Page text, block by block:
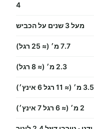
4
מעל 3 שנים על הכביש
7.7 מ׳ (≈ 25 רגל)
2.3 מ׳ (≈ 8 רגל)
3.5 מ׳ (≈ 11 רגל 6 אינץ׳)
2 מ׳ (≈ 6 רגל 7 אינץ׳)